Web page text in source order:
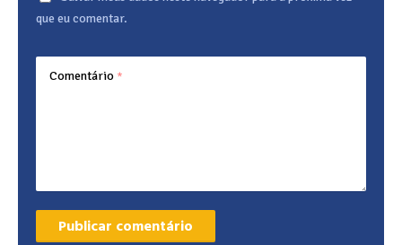
que eu comentar.
Comentário *